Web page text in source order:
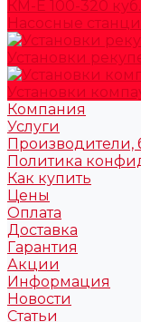
КМ-Е 100-320
Насосные
Установки
Установки
Компания
Услуги
Производители,
Политика
Как купить
Цены
Оплата
Доставка
Гарантия
Акции
Информация
Новости
Статьи